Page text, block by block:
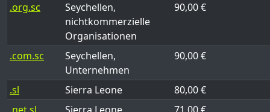
.org.sc
Seychellen,
nichtkommerzielle
Organisationen
90,00 €
.com.sc
Seychellen,
Unternehmen
90,00 €
.sl Sierra Leone
80,00 €